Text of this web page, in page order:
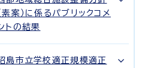
素案）に係るパブリックコメ
トの結果
島市立学校適正規模適正